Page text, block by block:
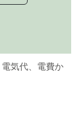
気代、電費か